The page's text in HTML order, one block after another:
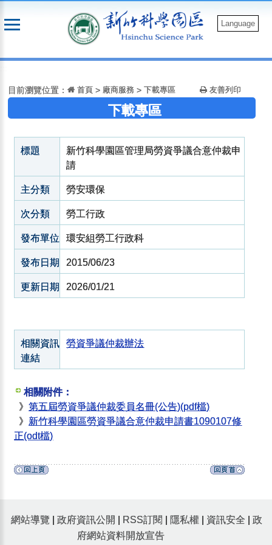
到
Language
目前瀏覽位置： 首頁 > 廠商服務 >下載專區 友善列印
下載專區
標題
新竹科學園區管理局勞資爭議合意仲裁申
請
主分類 勞安環保
次分類 勞工行政
發布單位 環安組勞工行政科
發布日期 2015/06/23
更新日期 2026/01/21
相關資訊
連結
勞資爭議仲裁辦法
相關附件：
》第五屆勞資爭議仲裁委員名冊(公告)(pdf檔)
》 新竹科學園區勞資爭議合意仲裁申請書1090107修
正(odt檔)
網站導覽 政府資訊公開 RSS訂閱 隱私權 資訊安全
政
府網站資料開放宣告